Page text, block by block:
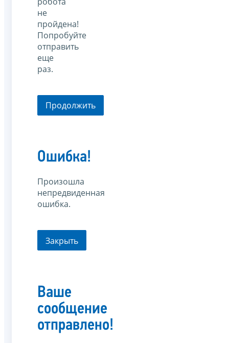
не
пройдена!
Попробуйте
отправить
еще
раз.
Продолжить
Ошибка!
Произошла
непредвиденная
ошибка.
Закрыть
Ваше
сообщение
отправлено!